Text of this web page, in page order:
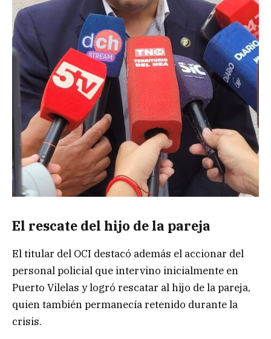
El rescate del hijo de la pareja
El titular del OCI destacó además el accionar del
personal policial que intervino inicialmente en
Puerto Vilelas y logró rescatar al hijo de la pareja,
quien también permanecía retenido durante la
crisis.